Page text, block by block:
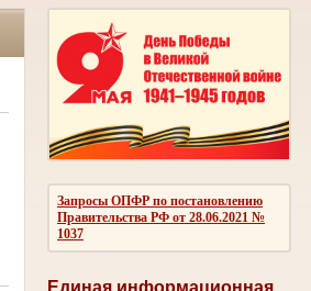
Запросы ОПФР по постановлению
Правительства РФ от 28.06.2021 №
1037
Единая информационная